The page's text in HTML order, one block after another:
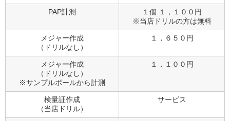
PAP計測
１個 １，１００円
※当店ドリルの方は無料
メジャー作成
（ドリルなし）
１，６５０円
メジャー作成
（ドリルなし）
※サンプルボールから計測
１，１００円
検量証作成
（当店ドリル）
サービス